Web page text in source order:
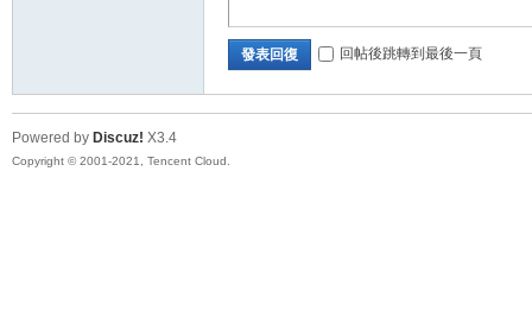
發表回復 回帖後跳轉到最後一頁
Powered by Discuz! X3.4
Copyright © 2001-2021, Tencent Cloud.